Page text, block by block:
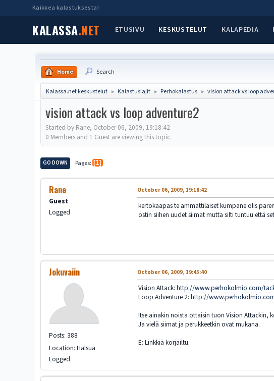
Kaikkea kalastuksesta!
KALASSA.NET ETUSIVU KESKUSTELUT KALAPEDIA
Home Search
Kalassa.net keskustelut ► Kalastuslajit ► Perhokalastus ► vision attack vs loop
vision attack vs loop adventure2
Started by Rane, October 06, 2009, 19:18:42
0 Members and 1 Guest are viewing this topic.
GO DOWN Pages 1
Rane
Guest
Logged
October 06, 2009, 19:18:42
kertokaapas te ammattilaiset kumpane olis
ostin siihen uudet siimat mutta silti tuntuu että
Jokuvaiin
Posts: 388
Location: Halsua
Logged
October 06, 2009, 19:45:40
Vision Attack:http://www.perhokolmio.com/
Loop Adventure 2:http://
Itse ainakin noista ottaisin tuon Vision Attackin,
Ja vielä siimat ja perukkeetkin ovat mukana.
E: Linkkiä korjailtu.